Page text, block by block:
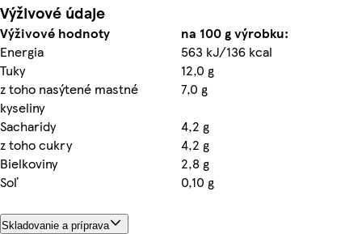
Výživové údaje
Výživové hodnoty
na 100 g výrobku:
Energia
563 kJ/136 kcal
Tuky
12,0 g
z toho nasýtené mastné
kyseliny
7,0 g
Sacharidy
4,2 g
z toho cukry
4,2 g
Bielkoviny
2,8 g
Soľ
0,10 g
Skladovanie a príprava